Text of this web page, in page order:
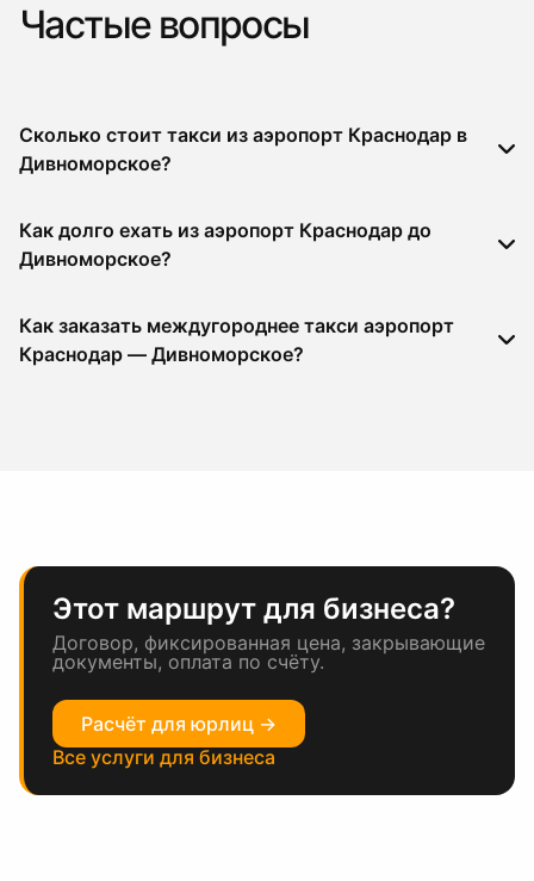
Частые вопросы
Сколько стоит такси из аэропорт Краснодар в
Дивноморское?
Как долго ехать из аэропорт Краснодар до
Дивноморское?
Как заказать междугороднее такси аэропорт
Краснодар — Дивноморское?
Этот маршрут для бизнеса?
Договор, фиксированная цена, закрывающие
документы, оплата по счёту.
Расчёт для юрлиц →
Все услуги для бизнеса